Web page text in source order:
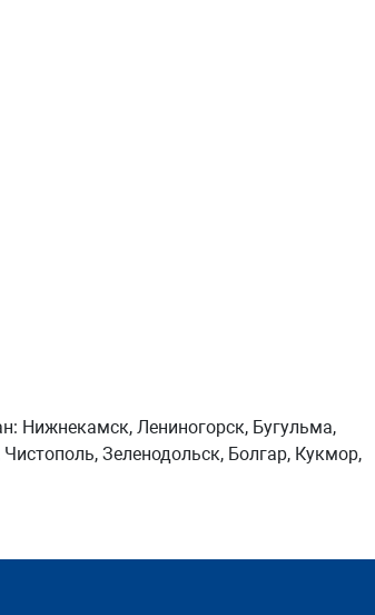
Нижнекамск, Лениногорск, Бугульма,
Зеленодольск, Болгар, Кукмор,